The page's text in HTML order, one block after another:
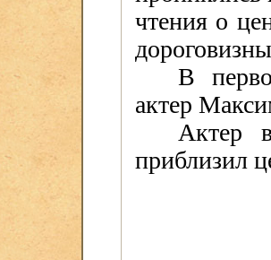
чтения о
В
актер
Актер
приблизил